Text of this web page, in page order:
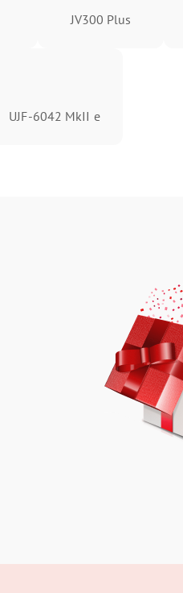
JV300 Plus
UJF-6042 MkII e